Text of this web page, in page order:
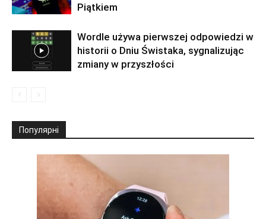
Piątkiem
Wordle używa pierwszej odpowiedzi w
historii o Dniu Świstaka, sygnalizując
zmiany w przyszłości
Популярні